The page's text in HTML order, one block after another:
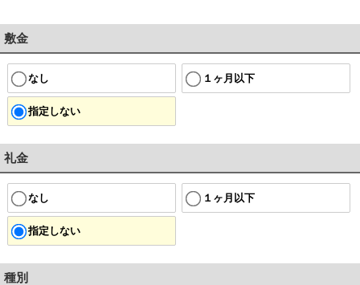
敷金
なし １ヶ月以下
指定しない
礼金
なし １ヶ月以下
指定しない
種別